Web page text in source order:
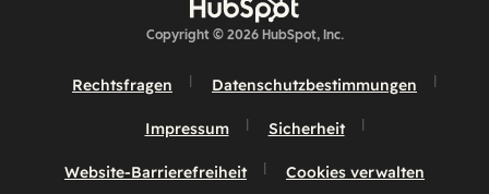
Copyright © 2026 HubSpot, Inc.
Rechtsfragen Datenschutzbestimmungen
Impressum Sicherheit
Website-Barrierefreiheit Cookies verwalten